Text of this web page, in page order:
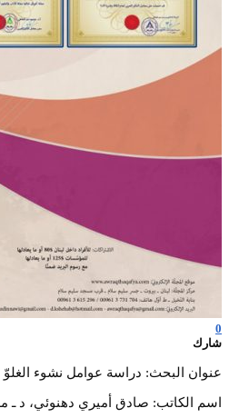
0
شارك
عنوان البحث: دراسة عوامل نشوء الغلوّ
اسم الكاتب: صادق أميري دهنوئي، د ـ